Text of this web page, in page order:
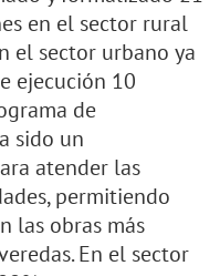
en el sector rural
el sector urbano ya
ejecución 10
de
sido un
atender las
permitiendo
las obras más
En el sector